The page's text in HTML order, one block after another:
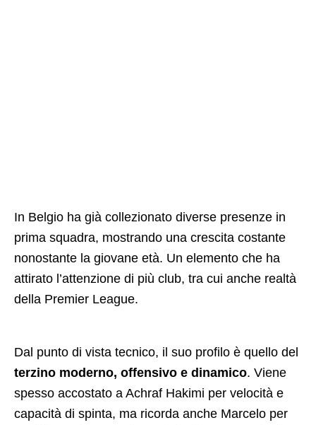
In Belgio ha già collezionato diverse presenze in
prima squadra, mostrando una crescita costante
nonostante la giovane età. Un elemento che ha
attirato l’attenzione di più club, tra cui anche realtà
della Premier League.
Dal punto di vista tecnico, il suo profilo è quello del
terzino moderno, offensivo e dinamico. Viene
spesso accostato a Achraf Hakimi per velocità e
capacità di spinta, ma ricorda anche Marcelo per